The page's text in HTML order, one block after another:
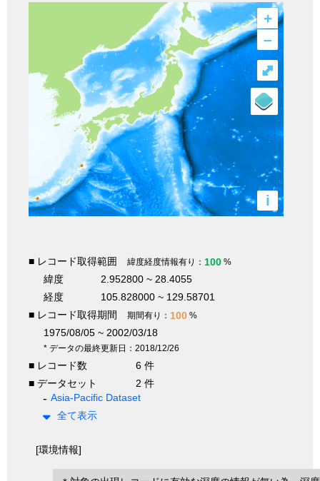
+
–
i
⤢
■ レコード取得範囲 緯度経度情報有り： 100 %
緯度
2.952800 ~ 28.4055
経度
105.828000 ~ 129.58701
■ レコード取得期間
期間有り： 100 %
1975/08/05 ~ 2002/03/18
* データの最終更新日：2018/12/26
■ レコード数
6 件
■ データセット
2 件
Asia-Pacific Dataset
全て表示
[環境情報]